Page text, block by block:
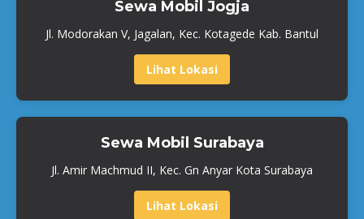
Sewa Mobil Jogja
Jl. Modorakan V, Jagalan, Kec. Kotagede Kab. Bantul
Lihat Lokasi
Sewa Mobil Surabaya
Jl. Amir Machmud II, Kec. Gn Anyar Kota Surabaya
Lihat Lokasi